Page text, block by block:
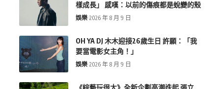
樣成長」 感嘆：以前的傷痕都是蛻變的殼
娛樂 2026 年 8 月 9 日
OH YA DJ 木木迎接26歲生日 許願：「我
要當電影女主角！」
娛樂 2026 年 8 月 9 日